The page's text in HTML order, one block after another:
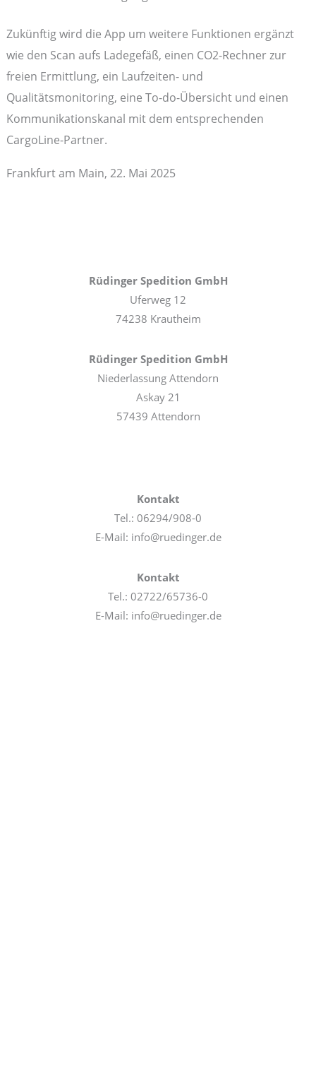
Zukünftig wird die App um weitere Funktionen ergänzt
wie den Scan aufs Ladegefäß, einen CO2-Rechner zur
freien Ermittlung, ein Laufzeiten- und
Qualitätsmonitoring, eine To-do-Übersicht und einen
Kommunikationskanal mit dem entsprechenden
CargoLine-Partner.
Frankfurt am Main, 22. Mai 2025
Rüdinger Spedition GmbH
Uferweg 12
74238 Krautheim
Rüdinger Spedition GmbH
Niederlassung Attendorn
Askay 21
57439 Attendorn
Kontakt
Tel.: 06294/908-0
E-Mail: info@ruedinger.de
Kontakt
Tel.: 02722/65736-0
E-Mail: info@ruedinger.de